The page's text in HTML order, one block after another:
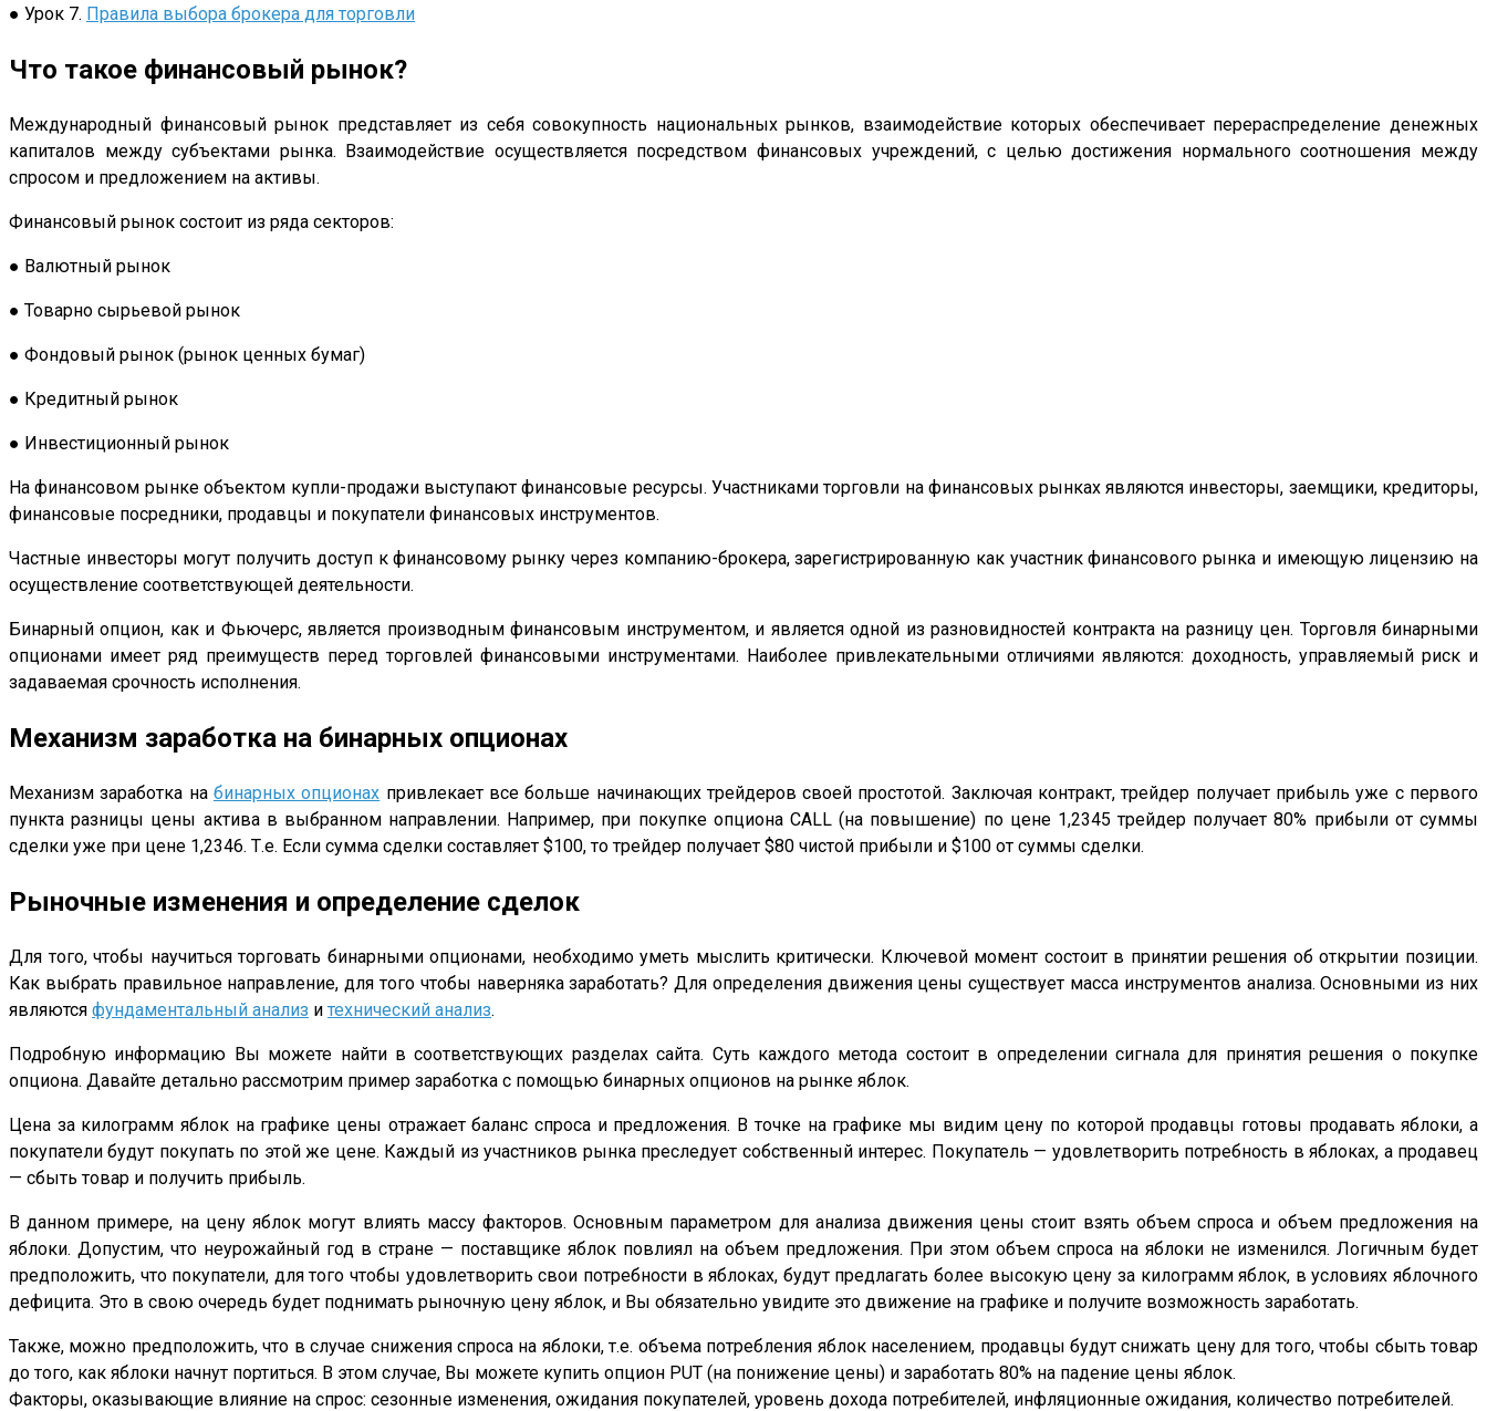
● Урок 7. Правила выбора брокера для торговли
Что такое финансовый рынок?
Международный финансовый рынок представляет из себя совокупность национальных рынков, взаимодействие которых обеспечивает перераспределение денежных
капиталов между субъектами рынка. Взаимодействие осуществляется посредством финансовых учреждений, с целью достижения нормального соотношения между
спросом и предложением на активы.
Финансовый рынок состоит из ряда секторов:
● Валютный рынок
● Товарно сырьевой рынок
● Фондовый рынок (рынок ценных бумаг)
● Кредитный рынок
● Инвестиционный рынок
На финансовом рынке объектом купли-продажи выступают финансовые ресурсы. Участниками торговли на финансовых рынках являются инвесторы, заемщики, кредиторы,
финансовые посредники, продавцы и покупатели финансовых инструментов.
Частные инвесторы могут получить доступ к финансовому рынку через компанию-брокера, зарегистрированную как участник финансового рынка и имеющую лицензию на
осуществление соответствующей деятельности.
Бинарный опцион, как и Фьючерс, является производным финансовым инструментом, и является одной из разновидностей контракта на разницу цен. Торговля бинарными
опционами имеет ряд преимуществ перед торговлей финансовыми инструментами. Наиболее привлекательными отличиями являются: доходность, управляемый риск и
задаваемая срочность исполнения.
Механизм заработка на бинарных опционах
Механизм заработка на бинарных опционах привлекает все больше начинающих трейдеров своей простотой. Заключая контракт, трейдер получает прибыль уже с первого
пункта разницы цены актива в выбранном направлении. Например, при покупке опциона CALL (на повышение) по цене 1,2345 трейдер получает 80% прибыли от суммы
сделки уже при цене 1,2346. Т.е. Если сумма сделки составляет $100, то трейдер получает $80 чистой прибыли и $100 от суммы сделки.
Рыночные изменения и определение сделок
Для того, чтобы научиться торговать бинарными опционами, необходимо уметь мыслить критически. Ключевой момент состоит в принятии решения об открытии позиции.
Как выбрать правильное направление, для того чтобы наверняка заработать? Для определения движения цены существует масса инструментов анализа. Основными из них
являются фундаментальный анализ и технический анализ.
Подробную информацию Вы можете найти в соответствующих разделах сайта. Суть каждого метода состоит в определении сигнала для принятия решения о покупке
опциона. Давайте детально рассмотрим пример заработка с помощью бинарных опционов на рынке яблок.
Цена за килограмм яблок на графике цены отражает баланс спроса и предложения. В точке на графике мы видим цену по которой продавцы готовы продавать яблоки, а
покупатели будут покупать по этой же цене. Каждый из участников рынка преследует собственный интерес. Покупатель — удовлетворить потребность в яблоках, а продавец
— сбыть товар и получить прибыль.
В данном примере, на цену яблок могут влиять массу факторов. Основным параметром для анализа движения цены стоит взять объем спроса и объем предложения на
яблоки. Допустим, что неурожайный год в стране — поставщике яблок повлиял на объем предложения. При этом объем спроса на яблоки не изменился. Логичным будет
предположить, что покупатели, для того чтобы удовлетворить свои потребности в яблоках, будут предлагать более высокую цену за килограмм яблок, в условиях яблочного
дефицита. Это в свою очередь будет поднимать рыночную цену яблок, и Вы обязательно увидите это движение на графике и получите возможность заработать.
Также, можно предположить, что в случае снижения спроса на яблоки, т.е. объема потребления яблок населением, продавцы будут снижать цену для того, чтобы сбыть товар
до того, как яблоки начнут портиться. В этом случае, Вы можете купить опцион PUT (на понижение цены) и заработать 80% на падение цены яблок.
Факторы, оказывающие влияние на спрос: сезонные изменения, ожидания покупателей, уровень дохода потребителей, инфляционные ожидания, количество потребителей.